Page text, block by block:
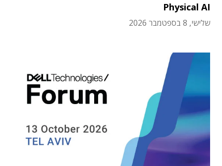
Physical AI
שלישי, 8 בספטמבר 2026